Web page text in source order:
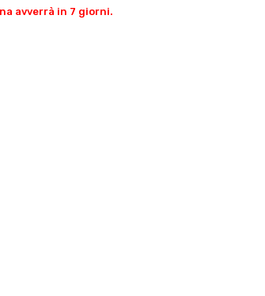
avverrà in 7 giorni.